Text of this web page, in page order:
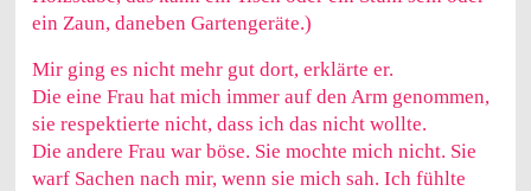
ein Zaun, daneben Gartengeräte.)
Mir ging es nicht mehr gut dort, erklärte er.
Die eine Frau hat mich immer auf den Arm genommen,
sie respektierte nicht, dass ich das nicht wollte.
Die andere Frau war böse. Sie mochte mich nicht. Sie
warf Sachen nach mir, wenn sie mich sah. Ich fühlte